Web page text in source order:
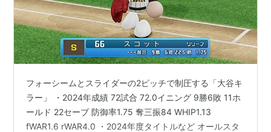
フォーシームとスライダーの2ピッチで制圧する「大谷キ
ラー」 ・2024年成績 72試合 72.0イニング 9勝6敗 11ホ
ールド 22セーブ 防御率1.75 奪三振84 WHIP1.13
fWAR1.6 rWAR4.0 ・2024年度タイトルなど オールスタ